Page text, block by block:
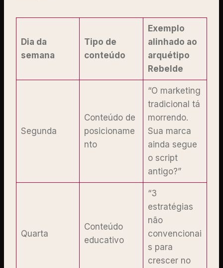
Dia da
semana
Tipo de
conteúdo
Exemplo
alinhado ao
arquétipo
Rebelde
Segunda
Conteúdo de
posicioname
nto
“O marketing
tradicional tá
morrendo.
Sua marca
ainda segue
o script
antigo?”
Quarta
Conteúdo
educativo
“3
estratégias
não
convencionai
s para
crescer no